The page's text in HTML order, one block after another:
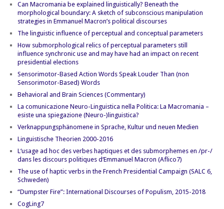
Can Macromania be explained linguistically? Beneath the
morphological boundary: A sketch of subconscious manipulation
strategies in Emmanuel Macron’s political discourses
The linguistic influence of perceptual and conceptual parameters
How submorphological relics of perceptual parameters still
influence synchronic use and may have had an impact on recent
presidential elections
Sensorimotor-Based Action Words Speak Louder Than (non
Sensorimotor-Based) Words
Behavioral and Brain Sciences (Commentary)
La comunicazione Neuro-Linguistica nella Politica: La Macromania –
esiste una spiegazione (Neuro-)linguistica?
Verknappungsphänomene in Sprache, Kultur und neuen Medien
Linguistische Theorien 2000-2016
L‘usage ad hoc des verbes haptiques et des submorphemes en /pr-/
dans les discours politiques d‘Emmanuel Macron (Aflico7)
The use of haptic verbs in the French Presidential Campaign (SALC 6,
Schweden)
“Dumpster Fire”: International Discourses of Populism, 2015-2018
CogLing7